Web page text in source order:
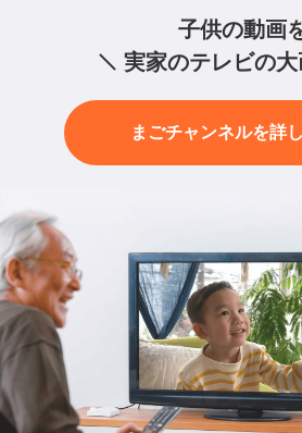
子供の動画
実家のテレビの
まごチャンネルを詳